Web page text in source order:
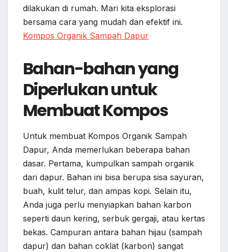
dilakukan di rumah. Mari kita eksplorasi
bersama cara yang mudah dan efektif ini.
Kompos Organik Sampah Dapur
Bahan-bahan yang
Diperlukan untuk
Membuat Kompos
Untuk membuat Kompos Organik Sampah
Dapur, Anda memerlukan beberapa bahan
dasar. Pertama, kumpulkan sampah organik
dari dapur. Bahan ini bisa berupa sisa sayuran,
buah, kulit telur, dan ampas kopi. Selain itu,
Anda juga perlu menyiapkan bahan karbon
seperti daun kering, serbuk gergaji, atau kertas
bekas. Campuran antara bahan hijau (sampah
dapur) dan bahan coklat (karbon) sangat